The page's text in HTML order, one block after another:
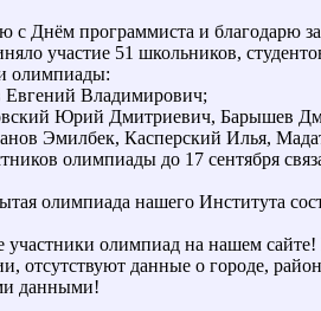
с Днём программиста и благодарю
участие 51 школьников,
олимпиады:
Евгений Владимирович;
Юрий Дмитриевич, Барышев
Эмилбек, Касперский Илья,
олимпиады до 17 сентября
олимпиада нашего Института
олимпиад на нашем сайте!
отсутствуют данные о городе,
данными!